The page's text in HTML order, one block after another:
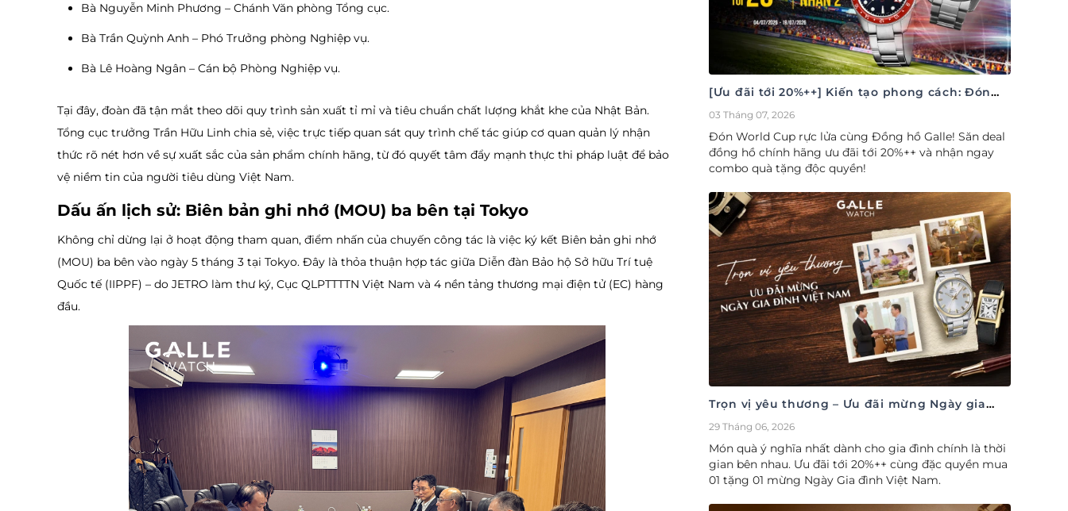
Bà Nguyễn Minh Phương – Chánh Văn phòng Tổng cục.
Bà Trần Quỳnh Anh – Phó Trưởng phòng Nghiệp vụ.
Bà Lê Hoàng Ngân – Cán bộ Phòng Nghiệp vụ.
Tại đây, đoàn đã tận mắt theo dõi quy trình sản xuất tỉ mỉ và tiêu chuẩn chất lượng khắt khe của Nhật Bản.
Tổng cục trưởng Trần Hữu Linh chia sẻ, việc trực tiếp quan sát quy trình chế tác giúp cơ quan quản lý nhận
thức rõ nét hơn về sự xuất sắc của sản phẩm chính hãng, từ đó quyết tâm đẩy mạnh thực thi pháp luật để bảo
vệ niềm tin của người tiêu dùng Việt Nam.
Dấu ấn lịch sử: Biên bản ghi nhớ (MOU) ba bên tại Tokyo
Không chỉ dừng lại ở hoạt động tham quan, điểm nhấn của chuyến công tác là việc ký kết Biên bản ghi nhớ
(MOU) ba bên vào ngày 5 tháng 3 tại Tokyo. Đây là thỏa thuận hợp tác giữa Diễn đàn Bảo hộ Sở hữu Trí tuệ
Quốc tế (IIPPF) – do JETRO làm thư ký, Cục QLPTTTTN Việt Nam và 4 nền tảng thương mại điện tử (EC) hàng
đầu.
[Ưu đãi tới 20%++] Kiến tạo phong cách: Đón
cúp săn deal – Siêu ưu đãi đồng hành cùng
World Cup
03 Tháng 07, 2026
Đón World Cup rực lửa cùng Đồng hồ Galle! Săn deal
đồng hồ chính hãng ưu đãi tới 20%++ và nhận ngay
combo quà tặng độc quyền!
Trọn vị yêu thương – Ưu đãi mừng Ngày gia
đình Việt Nam 28/06
29 Tháng 06, 2026
Món quà ý nghĩa nhất dành cho gia đình chính là thời
gian bên nhau. Ưu đãi tới 20%++ cùng đặc quyền mua
01 tặng 01 mừng Ngày Gia đình Việt Nam.